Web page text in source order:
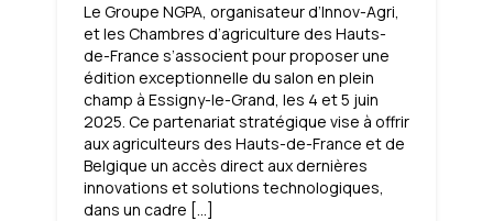
Le Groupe NGPA, organisateur d’Innov-Agri,
et les Chambres d’agriculture des Hauts-
de-France s’associent pour proposer une
édition exceptionnelle du salon en plein
champ à Essigny-le-Grand, les 4 et 5 juin
2025. Ce partenariat stratégique vise à offrir
aux agriculteurs des Hauts-de-France et de
Belgique un accès direct aux dernières
innovations et solutions technologiques,
dans un cadre […]